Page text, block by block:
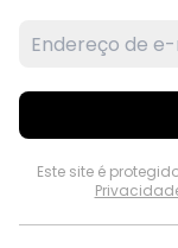
Este site é